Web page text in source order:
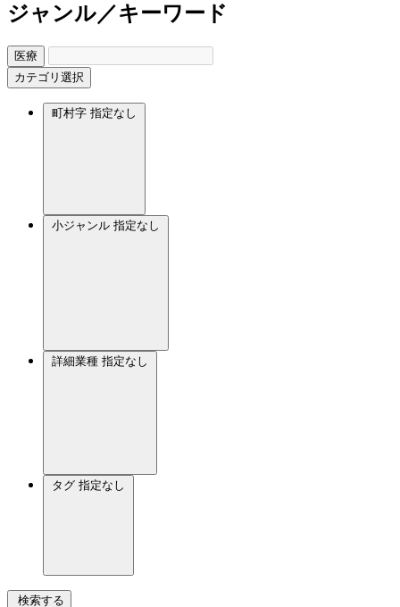
ジャンル／キーワード
医療
カテゴリ選択
町村字 指定なし
小ジャンル 指定なし
詳細業種 指定なし
タグ 指定なし
検索する